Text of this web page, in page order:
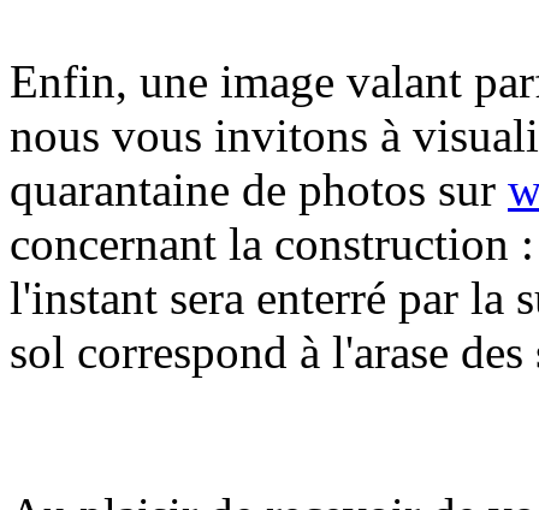
Enfin, une image valant
nous vous invitons à
quarantaine de photos sur
concernant la construction
l'instant sera enterré par la
sol correspond à l'arase